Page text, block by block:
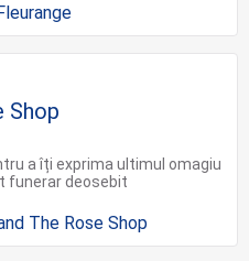
Shop
a îți exprima ultimul omagiu
funerar deosebit